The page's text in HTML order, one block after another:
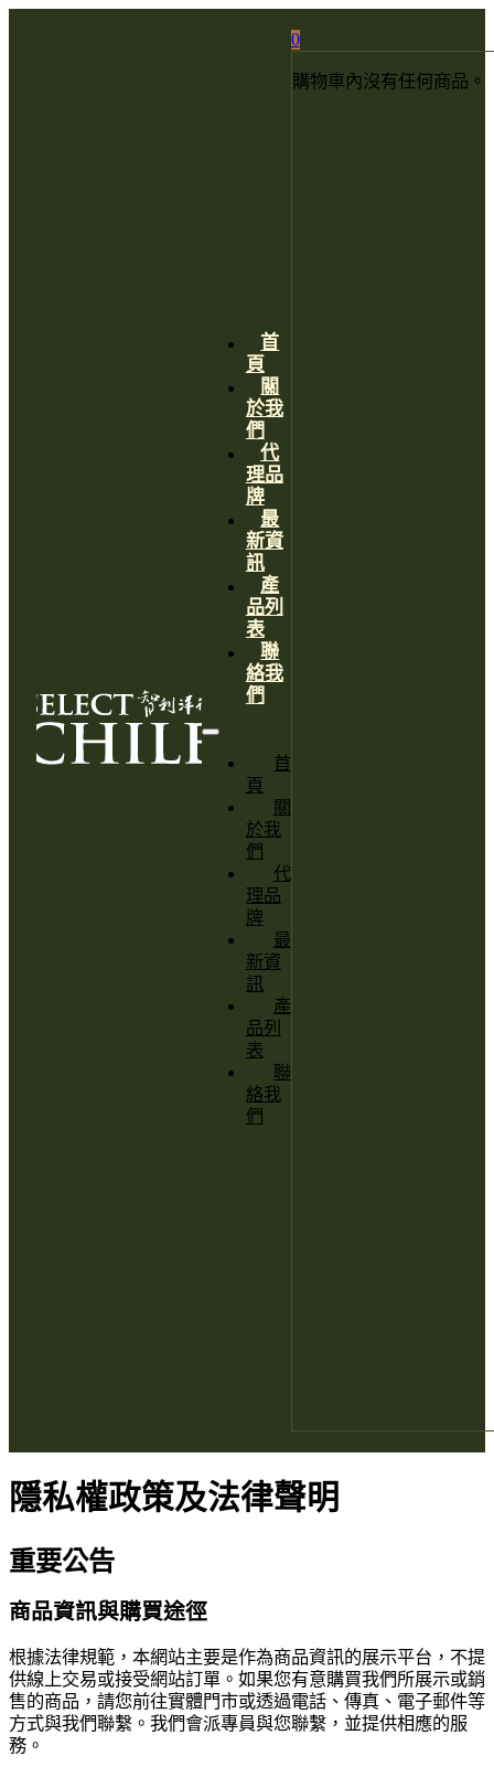
首
頁
關
於我
們
代
理品
牌
最
新資
訊
產
品列
表
聯
絡我
們
首
頁
關
於我
們
代
理品
牌
最
新資
訊
產
品列
表
聯
絡我
們
0
購物車內沒有任何商品。
隱私權政策及法律聲明
重要公告
商品資訊與購買途徑
根據法律規範，本網站主要是作為商品資訊的展示平台，不提
供線上交易或接受網站訂單。如果您有意購買我們所展示或銷
售的商品，請您前往實體門市或透過電話、傳真、電子郵件等
方式與我們聯繫。我們會派專員與您聯繫，並提供相應的服
務。